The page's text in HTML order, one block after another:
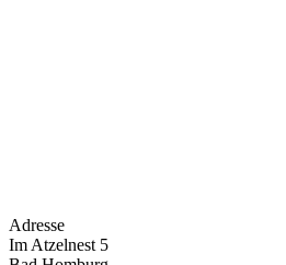
Adresse
Im Atzelnest 5